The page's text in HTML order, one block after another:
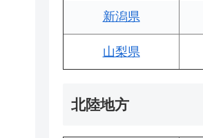
新潟県
山梨県
北陸地方